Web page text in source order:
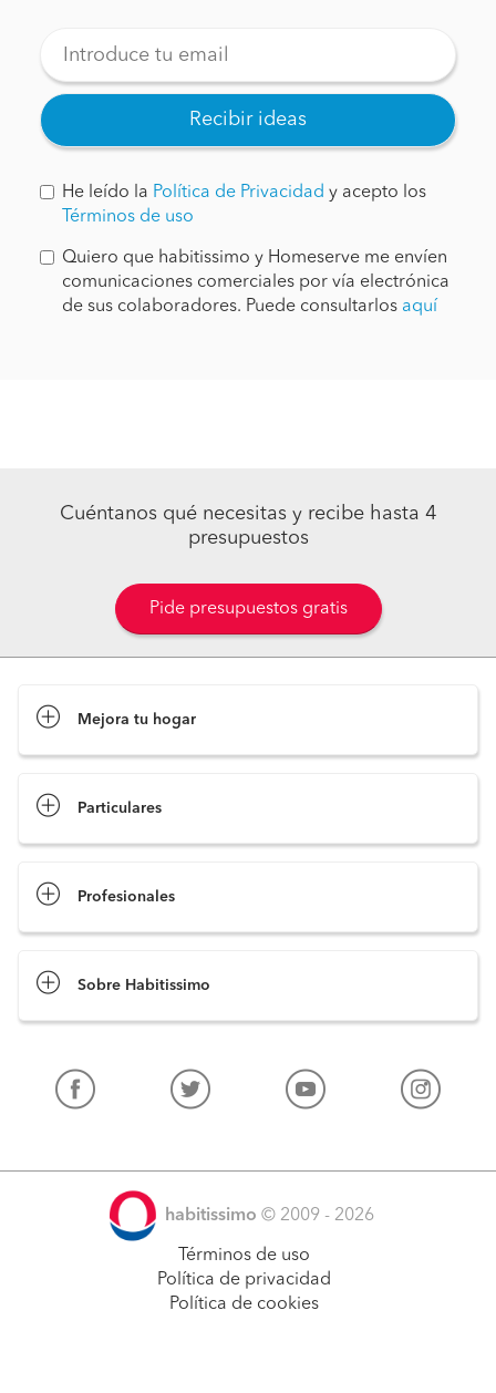
Recibir ideas
He leído la Política de Privacidad y acepto los
Términos de uso
Quiero que habitissimo y Homeserve me envíen
comunicaciones comerciales por vía electrónica
de sus colaboradores. Puede consultarlos aquí
Cuéntanos qué necesitas y recibe hasta 4
presupuestos
Pide presupuestos gratis
Mejora tu hogar
Particulares
Profesionales
Sobre Habitissimo
habitissimo © 2009 - 2026
Términos de uso
Política de privacidad
Política de cookies